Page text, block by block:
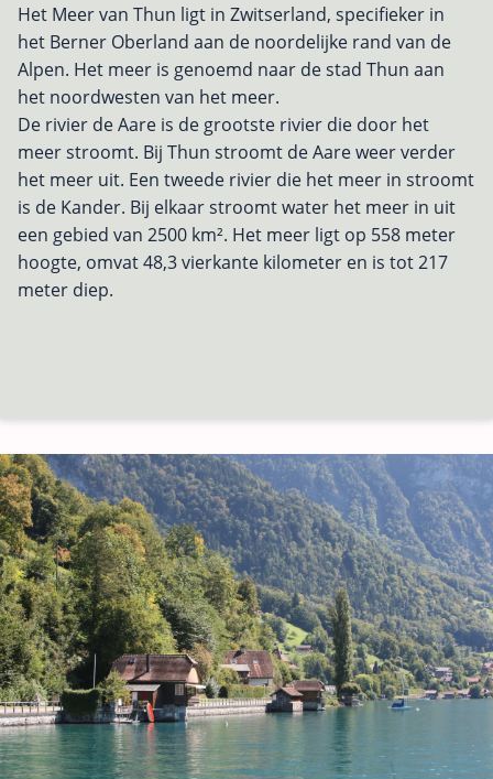
Het Meer van Thun ligt in Zwitserland, specifieker in
het Berner Oberland aan de noordelijke rand van de
Alpen. Het meer is genoemd naar de stad Thun aan
het noordwesten van het meer.
De rivier de Aare is de grootste rivier die door het
meer stroomt. Bij Thun stroomt de Aare weer verder
het meer uit. Een tweede rivier die het meer in stroomt
is de Kander. Bij elkaar stroomt water het meer in uit
een gebied van 2500 km². Het meer ligt op 558 meter
hoogte, omvat 48,3 vierkante kilometer en is tot 217
meter diep.